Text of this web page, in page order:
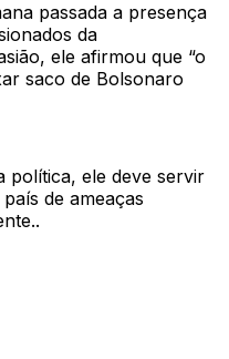
passada a presença
da
ele afirmou que “o
saco de Bolsonaro
ele deve servir
de ameaças